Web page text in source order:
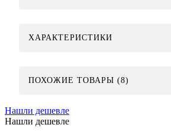
ХАРАКТЕРИСТИКИ
ПОХОЖИЕ ТОВАРЫ (8)
Нашли дешевле
Нашли дешевле